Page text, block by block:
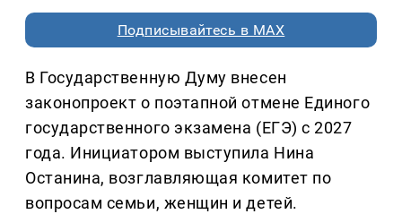
Подписывайтесь в MAX
В Государственную Думу внесен
законопроект о поэтапной отмене Единого
государственного экзамена (ЕГЭ) с 2027
года. Инициатором выступила Нина
Останина, возглавляющая комитет по
вопросам семьи, женщин и детей.